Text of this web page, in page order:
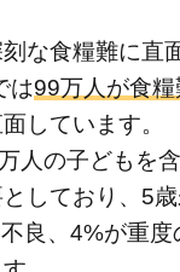
な食糧難に直
は99万人が食
しています。
人の子どもを
しており、5
良、4%が重度